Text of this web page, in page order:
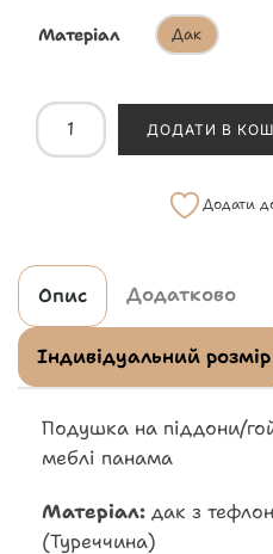
Матеріал Дак
ДОДАТИ В
Додати
Опис Додатково
Індивідуальний розмір
Подушка на піддони/
меблі панама
Матеріал: дак з
(Туреччина)